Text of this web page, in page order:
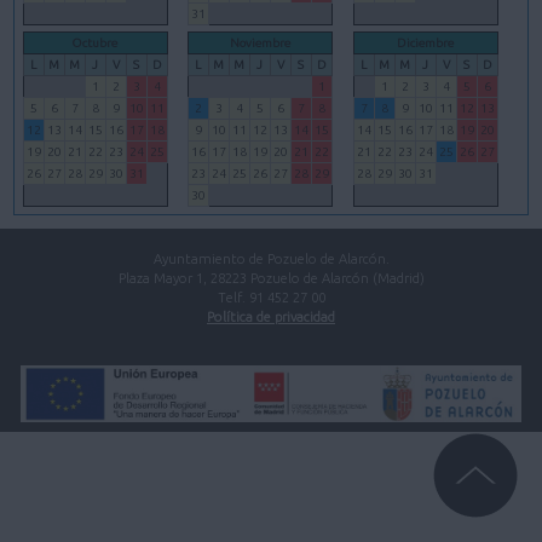
31
M M V S
D
1
2 3
4
5
6 7 8 9 10
11
12
13 14 15 16 17
18
19
20 21 22 23 24
25
26
27 28 29 30 31
M M V S
D
1
2
3 4 5 6 7
8
9
10 11 12 13 14
15
16
17 18 19 20 21
22
23
24 25 26 27 28
29
30
M M V S
D
1
2 3 4 5
6
7
8 9 10 11 12
13
14
15 16 17 18 19
20
21
22 23 24 25 26
27
28
29 30 31
Ayuntamiento de Pozuelo de Alarcón.
Plaza Mayor 1, 28223 Pozuelo de Alarcón (Madrid)
Telf. 91 452 27 00
Política de privacidad